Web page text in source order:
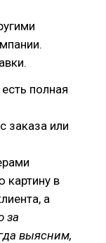
полная
заказа или
картину в
а
за
выясним,